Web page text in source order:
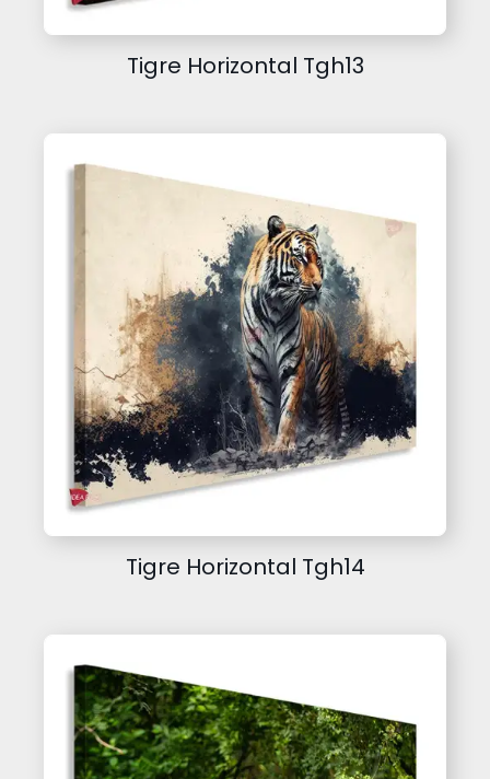
Tigre Horizontal Tgh13
Tigre Horizontal Tgh14